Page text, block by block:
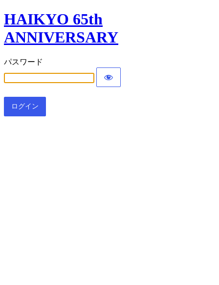
HAIKYO 65th
ANNIVERSARY
パスワード